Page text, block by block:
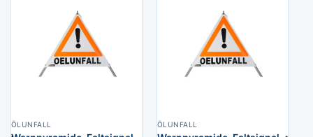
ÖLUNFALL ÖLUNFALL